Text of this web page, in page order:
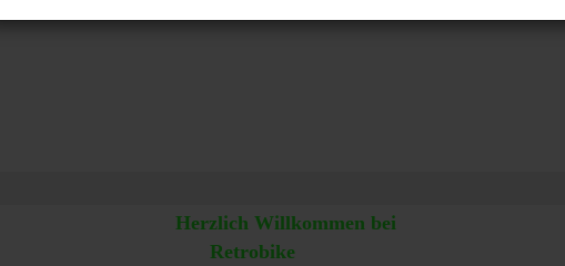
Herzlich Willkommen bei
Retrobike